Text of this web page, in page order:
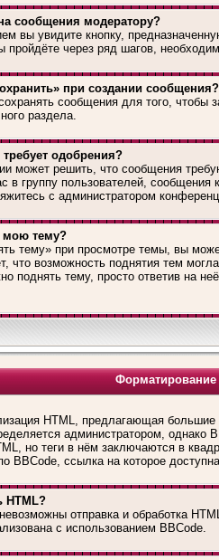
сообщения модератору?
вы увидите кнопку,
пройдёте через ряд шагов,
при создании сообщения?
сообщения для того, чтобы
раздела.
одобрения?
может решить, что сообщения
в группу пользователей,
с администратором
мою тему?
тему» при просмотре темы, вы
что возможность поднятия тем
поднять тему, просто ответив на
HTML, предлагающая
администратором,
но теги в нём заключаются в
BBCode, ссылка на которое
HTML?
отправка и обработка
с использованием BBCode.